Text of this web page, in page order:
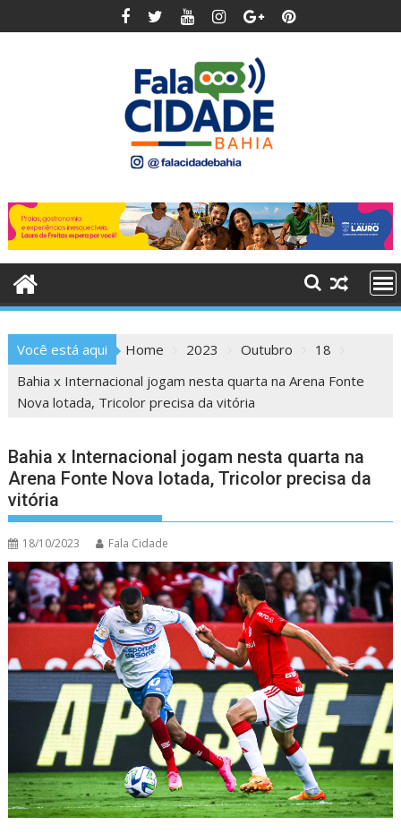
to
Você está aqui Home 2023 Outubro
18
Bahia x Internacional jogam nesta quarta na Arena Fonte
Nova lotada, Tricolor precisa da vitória
Bahia x Internacional jogam nesta quarta na
Arena Fonte Nova lotada, Tricolor precisa da
vitória
18/10/2023 Fala Cidade